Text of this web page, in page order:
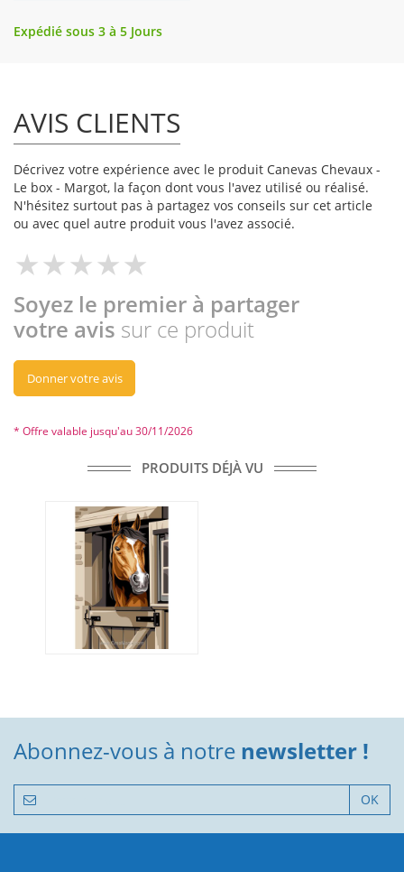
Expédié sous 3 à 5 Jours
AVIS CLIENTS
Décrivez votre expérience avec le produit Canevas Chevaux -
Le box - Margot, la façon dont vous l'avez utilisé ou réalisé.
N'hésitez surtout pas à partagez vos conseils sur cet article
ou avec quel autre produit vous l'avez associé.
Soyez le premier à partager
votre avis sur ce produit
Donner votre avis
* Offre valable jusqu'au 30/11/2026
PRODUITS DÉJÀ VU
Abonnez-vous à notre newsletter !
OK